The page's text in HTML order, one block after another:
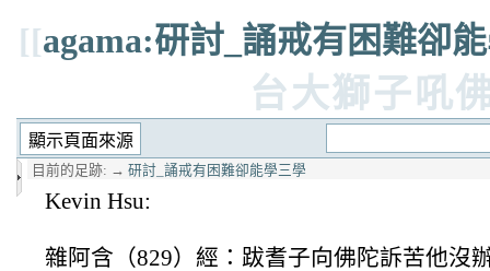
[[agama:研討_誦戒有困難卻
台大獅子吼
目前的足跡: → 研討_誦戒有困難卻能學三學
Kevin Hsu:
雜阿含（829）經：跋耆子向佛陀訴苦他沒